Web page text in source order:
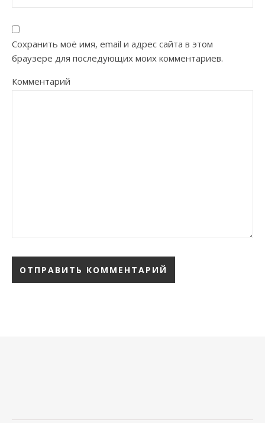
Сохранить моё имя, email и адрес сайта в этом
браузере для последующих моих комментариев.
Комментарий